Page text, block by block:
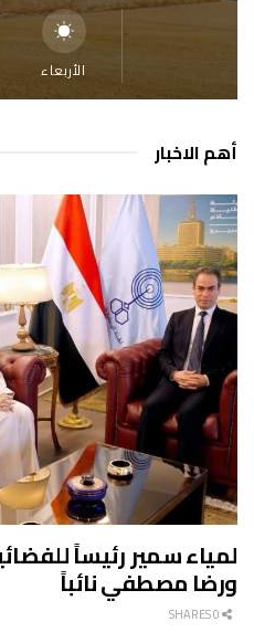
الأربعاء
أهم الاخبار
لمياء سمير رئيساً
ورضا مصطفي نائباً